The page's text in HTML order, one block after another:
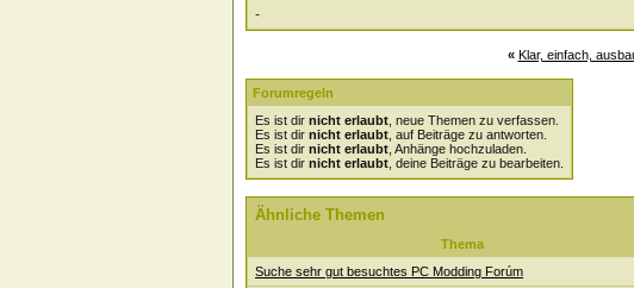
-
« Klar, einfach,
Forumregeln
Es ist dir nicht erlaubt , neue Themen zu verfassen.
Es ist dir nicht erlaubt , auf Beiträge zu antworten.
Es ist dir nicht erlaubt , Anhänge hochzuladen.
Es ist dir nicht erlaubt , deine Beiträge zu bearbeiten.
Ähnliche Themen
Thema
Suche sehr gut besuchtes PC Modding Forúm